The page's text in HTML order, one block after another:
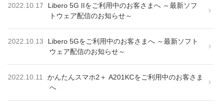
2022.10.17
Libero 5G IIをご利用中のお客さまへ ～最新ソフ
トウェア配信のお知らせ～
2022.10.13
Libero 5Gをご利用中のお客さまへ ～最新ソフト
ウェア配信のお知らせ～
2022.10.11
かんたんスマホ2＋ A201KCをご利用中のお客さま
へ